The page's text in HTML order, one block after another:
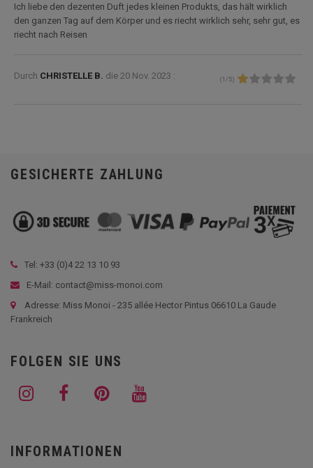
Ich liebe den dezenten Duft jedes kleinen Produkts, das hält wirklich
den ganzen Tag auf dem Körper und es riecht wirklich sehr, sehr gut, es
riecht nach Reisen
Durch CHRISTELLE B. die 20 Nov. 2023 : ( 1 / 5)
GESICHERTE ZAHLUNG
Tel: +33 (0)4 22 13 10 93
E-Mail: contact@miss-monoi.com
Adresse: Miss Monoi - 235 allée Hector Pintus 06610 La Gaude
Frankreich
FOLGEN SIE UNS
INFORMATIONEN